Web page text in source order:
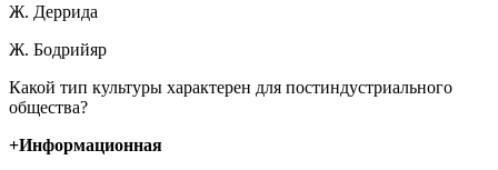
Ж. Деррида
Ж. Бодрийяр
Какой тип культуры характерен для постиндустриального
общества?
+Информационная